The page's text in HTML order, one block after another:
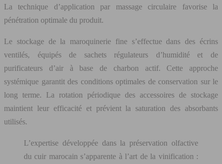
La technique d’application par massage circulaire favorise la
pénétration optimale du produit.
Le stockage de la maroquinerie fine s’effectue dans des écrins
ventilés, équipés de sachets régulateurs d’humidité et de
purificateurs d’air à base de charbon actif. Cette approche
systémique garantit des conditions optimales de conservation sur le
long terme. La rotation périodique des accessoires de stockage
maintient leur efficacité et prévient la saturation des absorbants
utilisés.
L’expertise développée dans la préservation olfactive
du cuir marocain s’apparente à l’art de la vinification :